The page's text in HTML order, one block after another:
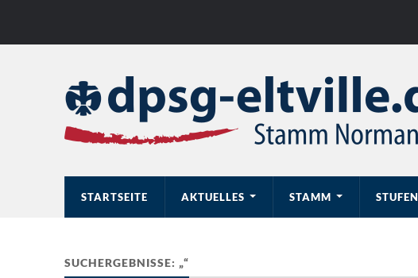
STARTSEITE AKTUELLES STAMM STUFEN
SUCHERGEBNISSE: „“